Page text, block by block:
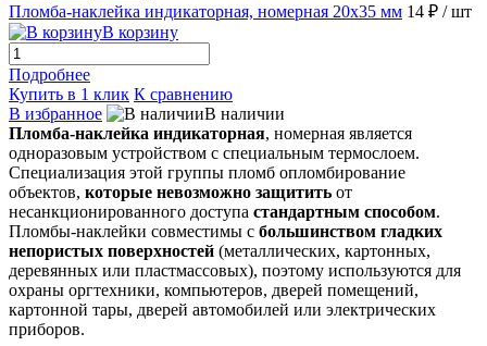
Пломба-наклейка индикаторная, номерная 20х35 мм 14 ₽ / шт
В корзину
Подробнее
Купить в 1 клик К сравнению
В избранное
В наличии
Пломба-наклейка индикаторная, номерная является
одноразовым устройством с специальным термослоем.
Специализация этой группы пломб опломбирование
объектов, которые невозможно защитить от
несанкционированного доступа стандартным способом.
Пломбы-наклейки совместимы с большинством гладких
непористых поверхностей (металлических, картонных,
деревянных или пластмассовых), поэтому используются для
охраны оргтехники, компьютеров, дверей помещений,
картонной тары, дверей автомобилей или электрических
приборов.